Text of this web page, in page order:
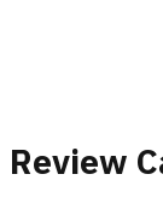
Review